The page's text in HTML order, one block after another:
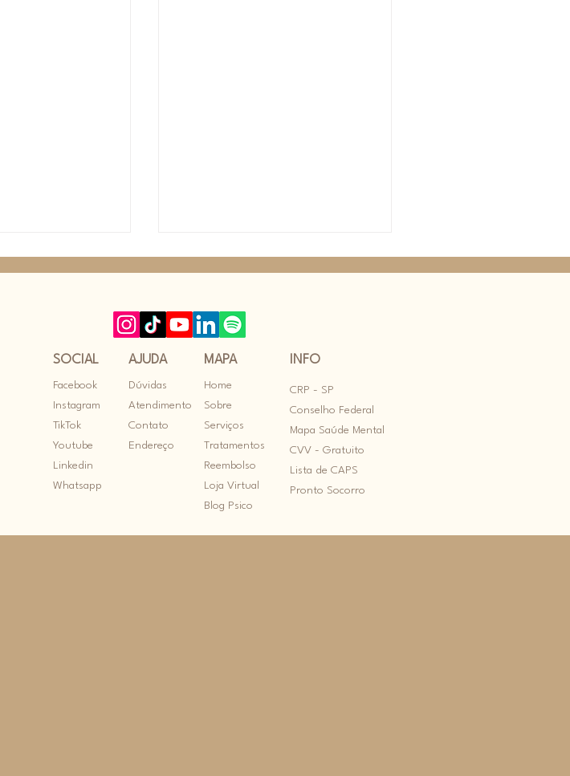
Terapia
Divertida
Mente 2:
Análise da
psicóloga
Beatriz
brandão
SOCIAL
Facebook
Instagram
TikTok
Youtube
Linkedin
Whatsapp
AJUDA
Dúvidas
Atendimento
Contato
Endereço
MAPA
Home
Sobre
Serviços
Tratamentos
Reembolso
Loja Virtual
Blog Psico
INFO
CRP - SP
Conselho Federal
Mapa Saúde Mental
CVV - Gratuito
Lista de CAPS
Pronto Socorro